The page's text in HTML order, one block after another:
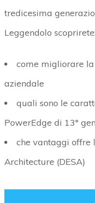
tredicesima
Leggendolo scoprirete:
come migliorare
aziendale
quali sono le
PowerEdge di 13°
che vantaggi offre
Architecture (DESA)